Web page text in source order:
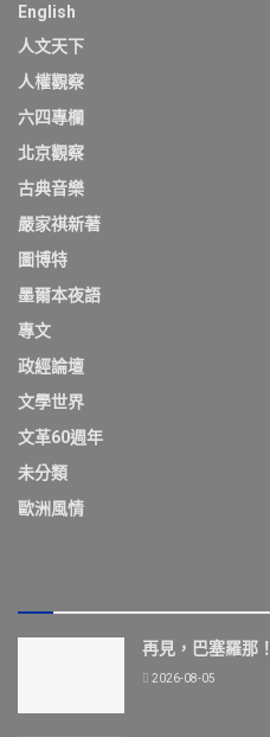
English
人文天下
人權觀察
六四專欄
北京觀察
古典音樂
嚴家祺新著
圖博特
墨爾本夜語
專文
政經論壇
文學世界
文革60週年
未分類
歐洲風情
再見，巴塞羅那！
2026-08-05